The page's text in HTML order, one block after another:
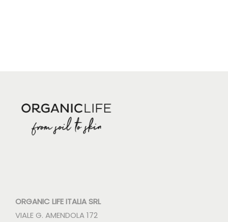
ORGANIC LIFE ITALIA SRL
VIALE G. AMENDOLA 172